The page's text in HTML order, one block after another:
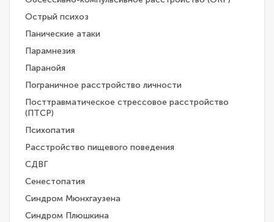
Острый психоз
Панические атаки
Парамнезия
Паранойя
Пограничное расстройство личности
Посттравматическое стрессовое расстройство
(ПТСР)
Психопатия
Расстройство пищевого поведения
СДВГ
Сенестопатия
Синдром Мюнхгаузена
Синдром Плюшкина